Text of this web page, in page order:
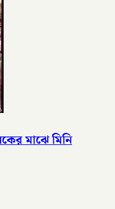
মাঝে মিনি